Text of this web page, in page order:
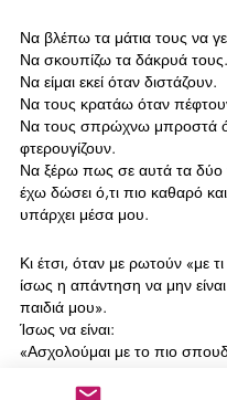
Να βλέπω τα μάτια τους να
Να σκουπίζω τα δάκρυά τους.
Να είμαι εκεί όταν διστάζουν.
Να τους κρατάω όταν
Να τους σπρώχνω μπροστά
φτερουγίζουν.
Να ξέρω πως σε αυτά τα
έχω δώσει ό,τι πιο καθαρό
υπάρχει μέσα μου.
Κι έτσι, όταν με ρωτούν «με
ίσως η απάντηση να μην
παιδιά μου».
Ίσως να είναι:
«Ασχολούμαι με το πιο
Με το να είμαι η μαμά τους».